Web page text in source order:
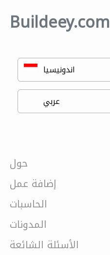
Buildeey.com
حول
إضافة عمل
الحاسبات
المدونات
الأسئلة الشائعة